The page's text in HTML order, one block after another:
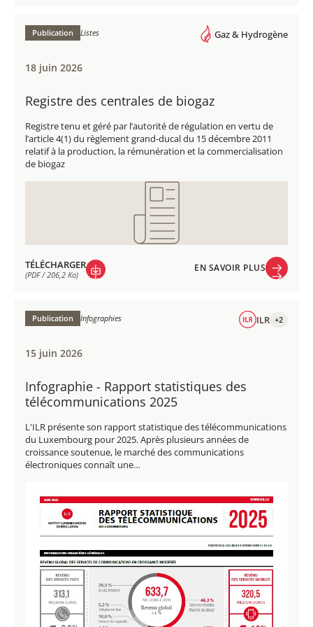
(PDF / 1,1 Mo)
Publication Listes Gaz & Hydrogène
18 juin 2026
Registre des centrales de biogaz
Registre tenu et géré par l’autorité de régulation en vertu de
l’article 4(1) du règlement grand-ducal du 15 décembre 2011
relatif à la production, la rémunération et la commercialisation
de biogaz
TÉLÉCHARGER
(PDF / 206,2 Ko)
(PDF / 206,2 Ko)
EN SAVOIR PLUS
Publication Infographies ILR +2
15 juin 2026
Infographie - Rapport statistiques des
télécommunications 2025
L'ILR présente son rapport statistique des télécommunications
du Luxembourg pour 2025. Après plusieurs années de
croissance soutenue, le marché des communications
électroniques connaît une…